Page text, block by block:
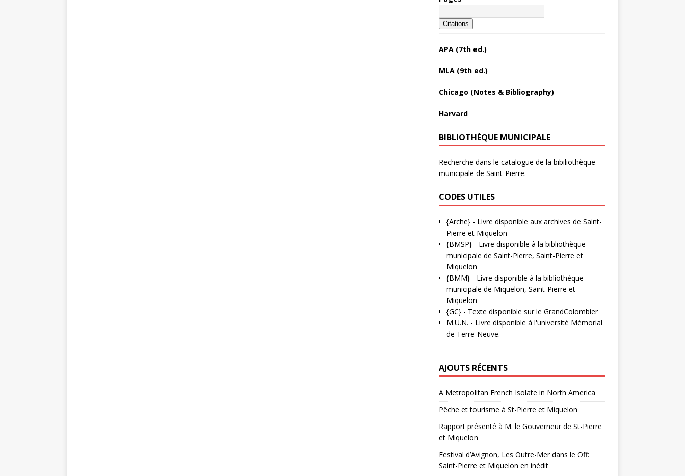
Citations
APA (7th ed.)
MLA (9th ed.)
Chicago (Notes & Bibliography)
Harvard
BIBLIOTHÈQUE MUNICIPALE
Recherche dans le catalogue de la bibiliothèque
municipale de Saint-Pierre.
CODES UTILES
{Arche}- Livre disponible aux archives de Saint-
Pierre et Miquelon
{BMSP}- Livre disponible à la bibliothèque
municipale de Saint-Pierre, Saint-Pierre et
Miquelon
{BMM}- Livre disponible à la bibliothèque
municipale de Miquelon, Saint-Pierre et
Miquelon
{GC}- Texte disponible sur le GrandColombier
M.U.N. - Livre disponible à l'université Mémorial
de Terre-Neuve.
AJOUTS RÉCENTS
A Metropolitan French Isolate in North America
Pêche et tourisme à St-Pierre et Miquelon
Rapport présenté à M. le Gouverneur de St-Pierre
et Miquelon
Festival d’Avignon, Les Outre-Mer dans le Off:
Saint-Pierre et Miquelon en inédit